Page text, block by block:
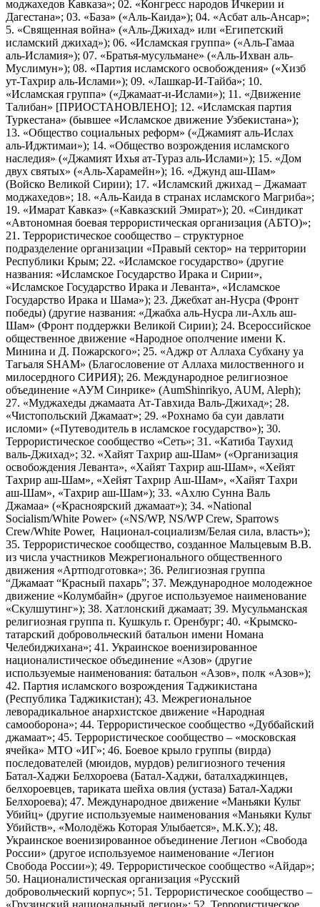
моджахедов Кавказа»; 02. «Конгресс народов Ичкерии и
Дагестана»; 03. «База» («Аль-Каида»); 04. «Асбат аль-Ансар»;
5. «Священная война» («Аль-Джихад» или «Египетский
исламский джихад»); 06. «Исламская группа» («Аль-Гамаа
аль-Исламия»); 07. «Братья-мусульмане» («Аль-Ихван аль-
Муслимун»); 08. «Партия исламского освобождения» («Хизб
ут-Тахрир аль-Ислами»); 09. «Лашкар-И-Тайба»; 10.
«Исламская группа» («Джамаат-и-Ислами»); 11. «Движение
Талибан» [ПРИОСТАНОВЛЕНО]; 12. «Исламская партия
Туркестана» (бывшее «Исламское движение Узбекистана»);
13. «Общество социальных реформ» («Джамият аль-Ислах
аль-Иджтимаи»); 14. «Общество возрождения исламского
наследия» («Джамият Ихья ат-Тураз аль-Ислами»); 15. «Дом
двух святых» («Аль-Харамейн»); 16. «Джунд аш-Шам»
(Войско Великой Сирии); 17. «Исламский джихад – Джамаат
моджахедов»; 18. «Аль-Каида в странах исламского Магриба»;
19. «Имарат Кавказ» («Кавказский Эмират»); 20. «Синдикат
«Автономная боевая террористическая организация (АБТО)»;
21. Террористическое сообщество – структурное
подразделение организации «Правый сектор» на территории
Республики Крым; 22. «Исламское государство» (другие
названия: «Исламское Государство Ирака и Сирии»,
«Исламское Государство Ирака и Леванта», «Исламское
Государство Ирака и Шама»); 23. Джебхат ан-Нусра (Фронт
победы) (другие названия: «Джабха аль-Нусра ли-Ахль аш-
Шам» (Фронт поддержки Великой Сирии); 24. Всероссийское
общественное движение «Народное ополчение имени К.
Минина и Д. Пожарского»; 25. «Аджр от Аллаха Субхану уа
Тагьаля SHAM» (Благословение от Аллаха милоственного и
милосердного СИРИЯ); 26. Международное религиозное
объединение «АУМ Синрике» (AumShinrikyo, AUM, Aleph);
27. «Муджахеды джамаата Ат-Тавхида Валь-Джихад»; 28.
«Чистопольский Джамаат»; 29. «Рохнамо ба суи давлати
исломи» («Путеводитель в исламское государство»); 30.
Террористическое сообщество «Сеть»; 31. «Катиба Таухид
валь-Джихад»; 32. «Хайят Тахрир аш-Шам» («Организация
освобождения Леванта», «Хайят Тахрир аш-Шам», «Хейят
Тахрир аш-Шам», «Хейят Тахрир Аш-Шам», «Хайят Тахри
аш-Шам», «Тахрир аш-Шам»); 33. «Ахлю Сунна Валь
Джамаа» («Красноярский джамаат»); 34. «National
Socialism/White Power» («NS/WP, NS/WP Crew, Sparrows
Crew/White Power, Национал-социализм/Белая сила, власть»);
35. Террористическое сообщество, созданное Мальцевым В.В.
из числа участников Межрегионального общественного
движения «Артподготовка»; 36. Религиозная группа
“Джамаат “Красный пахарь”; 37. Международное молодежное
движение «Колумбайн» (другое используемое наименование
«Скулшутинг»); 38. Хатлонский джамаат; 39. Мусульманская
религиозная группа п. Кушкуль г. Оренбург; 40. «Крымско-
татарский добровольческий батальон имени Номана
Челебиджихана»; 41. Украинское военизированное
националистическое объединение «Азов» (другие
используемые наименования: батальон «Азов», полк «Азов»);
42. Партия исламского возрождения Таджикистана
(Республика Таджикистан); 43. Межрегиональное
леворадикальное анархистское движение «Народная
самооборона»; 44. Террористическое сообщество «Дуббайский
джамаат»; 45. Террористическое сообщество – «московская
ячейка» МТО «ИГ»; 46. Боевое крыло группы (вирда)
последователей (мюидов, мурдов) религиозного течения
Батал-Хаджи Белхороева (Батал-Хаджи, баталхаджинцев,
белхороевцев, тариката шейха овлия (устаза) Батал-Хаджи
Белхороева); 47. Международное движение «Маньяки Культ
Убийц» (другие используемые наименования «Маньяки Культ
Убийств», «Молодёжь Которая Улыбается», М.К.У.); 48.
Украинское военизированное объединение Легион «Свобода
России» (другое используемое наименование «Легион
Свобода России»); 49. Террористическое сообщество «Айдар»;
50. Националистическая организация «Русский
добровольческий корпус»; 51. Террористическое сообщество –
«Грузинский национальный легион»; 52. Террористическое